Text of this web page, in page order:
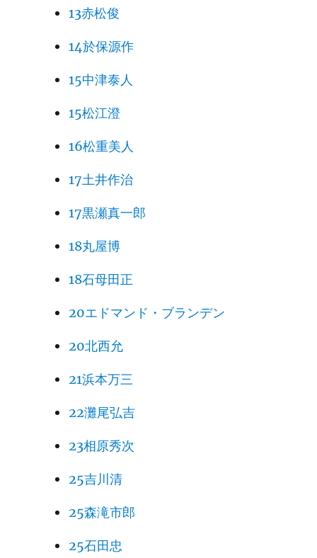
中国新聞連載「フェニックス広島号の冒
険」（57回）（「ヒロシマ巡礼」）
13赤松俊
14於保源作
15中津泰人
15松江澄
16松重美人
17土井作治
17黒瀬真一郎
18丸屋博
18石母田正
20エドマンド・ブランデン
20北西允
21浜本万三
22灘尾弘吉
23相原秀次
25吉川清
25森滝市郎
25石田忠